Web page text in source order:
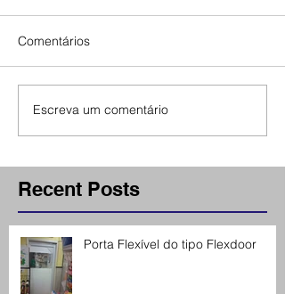
Comentários
Escreva um comentário
Recent Posts
Porta Flexível do tipo Flexdoor